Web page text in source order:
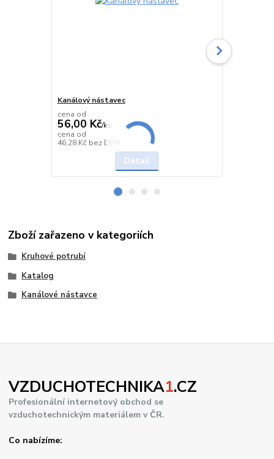
Kanálový nástavec
cena od
56,00 Kč/ks
cena od
46,28 Kč bez DPH
Detail
Zboží zařazeno v kategoriích
Kruhové potrubí
Katalog
Kanálové nástavce
VZDUCHOTECHNIKA1.CZ
Profesionální internetový obchod se
vzduchotechnickým materiálem v ČR.
Co nabízíme: